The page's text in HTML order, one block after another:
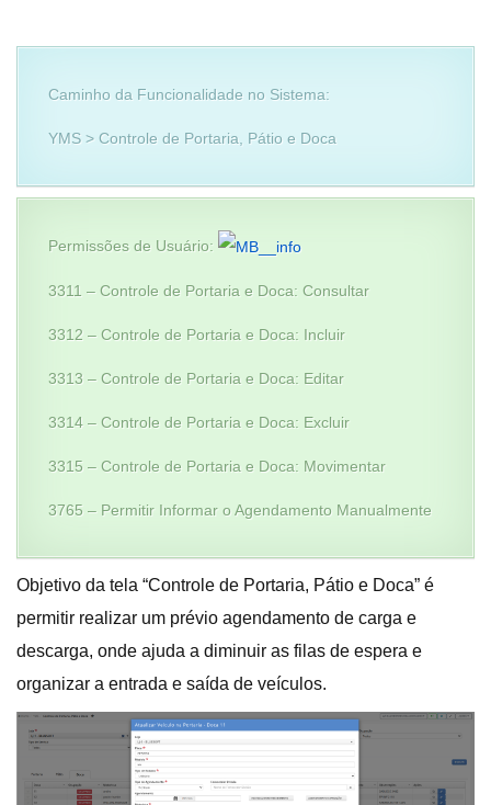
Caminho da Funcionalidade no Sistema:
YMS > Controle de Portaria, Pátio e Doca
Permissões de Usuário:
3311 – Controle de Portaria e Doca: Consultar
3312 – Controle de Portaria e Doca: Incluir
3313 – Controle de Portaria e Doca: Editar
3314 – Controle de Portaria e Doca: Excluir
3315 – Controle de Portaria e Doca: Movimentar
3765 – Permitir Informar o Agendamento Manualmente
Objetivo da tela “Controle de Portaria, Pátio e Doca” é
permitir realizar um prévio agendamento de carga e
descarga, onde ajuda a diminuir as filas de espera e
organizar a entrada e saída de veículos.